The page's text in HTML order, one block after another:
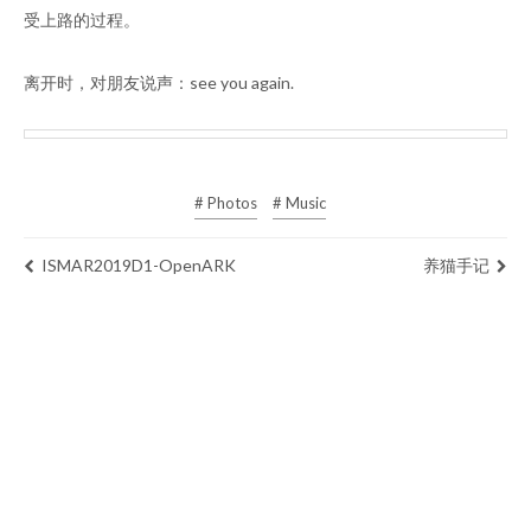
受上路的过程。
离开时，对朋友说声：see you again.
# Photos # Music
ISMAR2019D1-OpenARK 养猫手记